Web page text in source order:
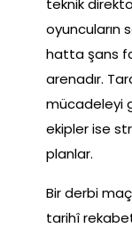
teknik
oyuncuların
hatta şans
arenadır.
mücadeleyi
ekipler ise
planlar.
Bir derbi
tarihî